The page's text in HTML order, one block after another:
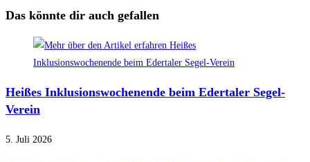
Das könnte dir auch gefallen
Heißes Inklusionswochenende beim Edertaler Segel-
Verein
5. Juli 2026